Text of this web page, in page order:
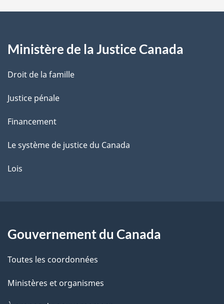
a
e
Ministère de la Justice Canada
Droit de la famille
Justice pénale
Financement
Le système de justice du Canada
Lois
Gouvernement du Canada
Toutes les coordonnées
Ministères et organismes